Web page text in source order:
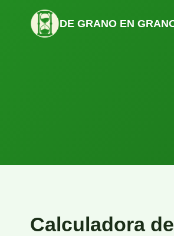
contenido
DE GRANO EN
Calculadora